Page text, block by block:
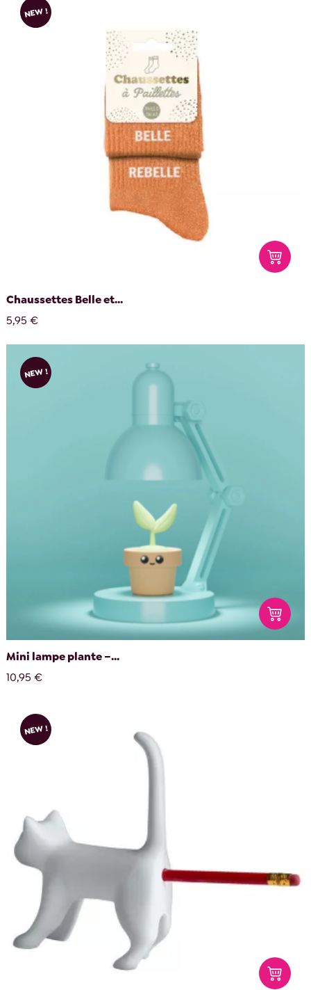
NEW !
Chaussettes Belle et...
5,95 €
NEW !
Mini lampe plante –...
10,95 €
NEW !